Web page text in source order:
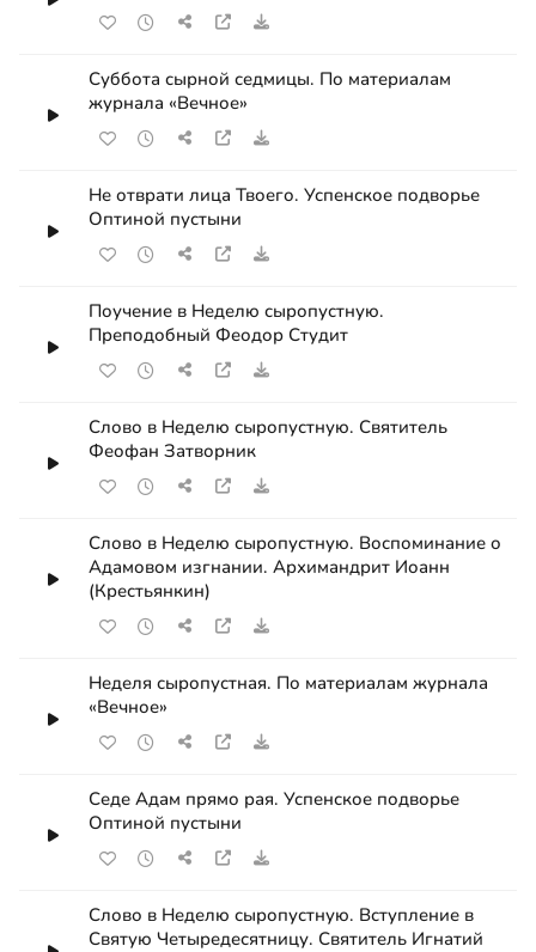
Суббота сырной седмицы. По материалам
журнала «Вечное»
Не отврати лица Твоего. Успенское подворье
Оптиной пустыни
Поучение в Неделю сыропустную.
Преподобный Феодор Студит
Слово в Неделю сыропустную. Святитель
Феофан Затворник
Слово в Неделю сыропустную. Воспоминание о
Адамовом изгнании. Архимандрит Иоанн
(Крестьянкин)
Неделя сыропустная. По материалам журнала
«Вечное»
Седе Адам прямо рая. Успенское подворье
Оптиной пустыни
Слово в Неделю сыропустную. Вступление в
Святую Четыредесятницу. Святитель Игнатий